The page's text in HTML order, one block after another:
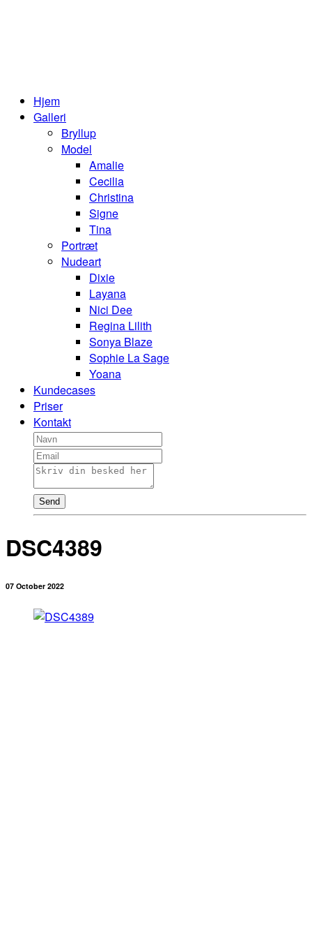
Hjem
Galleri
Bryllup
Model
Amalie
Cecilia
Christina
Signe
Tina
Portræt
Nudeart
Dixie
Layana
Nici Dee
Regina Lilith
Sonya Blaze
Sophie La Sage
Yoana
Kundecases
Priser
Kontakt
Send
DSC4389
07 October 2022